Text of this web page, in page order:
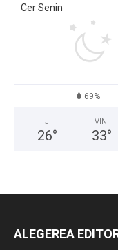
Cer Senin
69%
J
26°
VIN
33°
ALEGEREA